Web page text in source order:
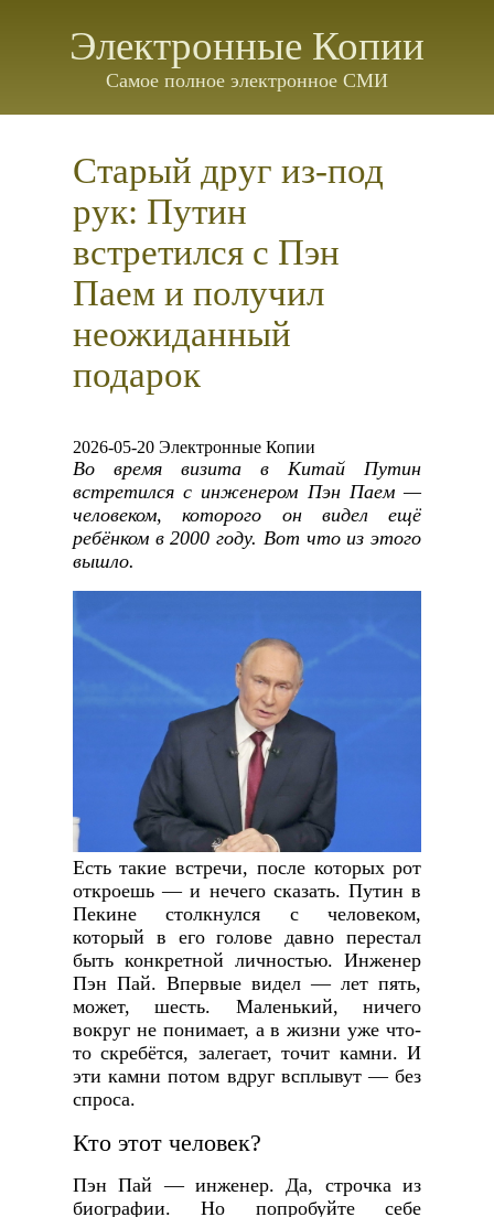
Электронные Копии
Самое полное электронное СМИ
Старый друг из-под
рук: Путин
встретился с Пэн
Паем и получил
неожиданный
подарок
2026-05-20 Электронные Копии
Во время визита в Китай Путин
встретился с инженером Пэн Паем —
человеком, которого он видел ещё
ребёнком в 2000 году. Вот что из этого
вышло.
Есть такие встречи, после которых рот
откроешь — и нечего сказать. Путин в
Пекине столкнулся с человеком,
который в его голове давно перестал
быть конкретной личностью. Инженер
Пэн Пай. Впервые видел — лет пять,
может, шесть. Маленький, ничего
вокруг не понимает, а в жизни уже что-
то скребётся, залегает, точит камни. И
эти камни потом вдруг всплывут — без
спроса.
Кто этот человек?
Пэн Пай — инженер. Да, строчка из
биографии. Но попробуйте себе